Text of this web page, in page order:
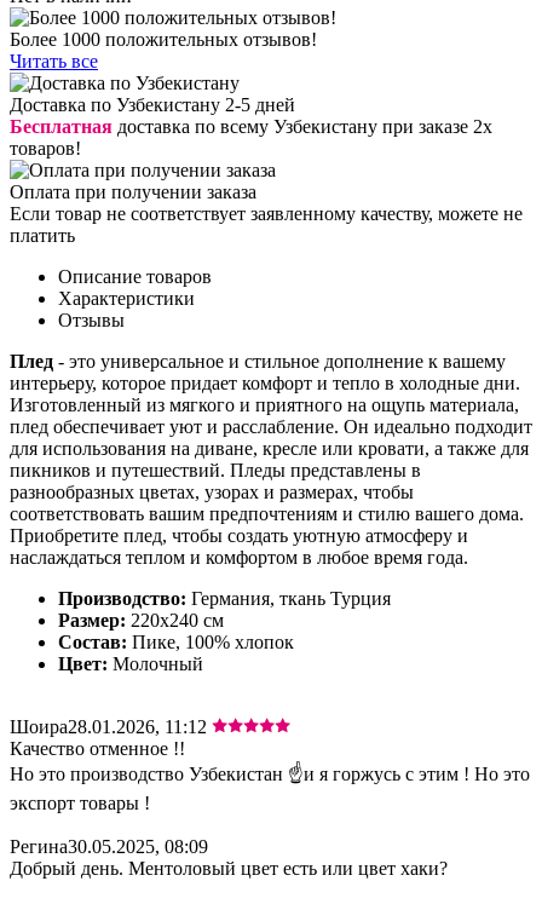
Более 1000 положительных отзывов!
Читать все
Доставка по Узбекистану 2-5 дней
Бесплатная доставка по всему Узбекистану при заказе 2х
товаров!
Оплата при получении заказа
Если товар не соответствует заявленному качеству, можете не
платить
Описание товаров
Характеристики
Отзывы
Плед - это универсальное и стильное дополнение к вашему
интерьеру, которое придает комфорт и тепло в холодные дни.
Изготовленный из мягкого и приятного на ощупь материала,
плед обеспечивает уют и расслабление. Он идеально подходит
для использования на диване, кресле или кровати, а также для
пикников и путешествий. Пледы представлены в
разнообразных цветах, узорах и размерах, чтобы
соответствовать вашим предпочтениям и стилю вашего дома.
Приобретите плед, чтобы создать уютную атмосферу и
наслаждаться теплом и комфортом в любое время года.
Производство: Германия, ткань Турция
Размер: 220х240 см
Состав: Пике, 100% хлопок
Цвет: Молочный
Шоира28.01.2026, 11:12
Качество отменное !!
Но это производство Узбекистан ☝️и я горжусь с этим ! Но это
экспорт товары !
Регина30.05.2025, 08:09
Добрый день. Ментоловый цвет есть или цвет хаки?